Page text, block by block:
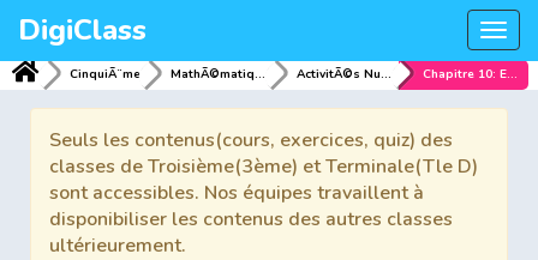
DigiClass
CinquiÃ¨me MathÃ©matiques ActivitÃ©s NumÃ©riques Chapitre 10: Equations dans
Seuls les contenus(cours, exercices, quiz) des
classes de Troisième(3ème) et Terminale(Tle D)
sont accessibles. Nos équipes travaillent à
disponibiliser les contenus des autres classes
ultérieurement.